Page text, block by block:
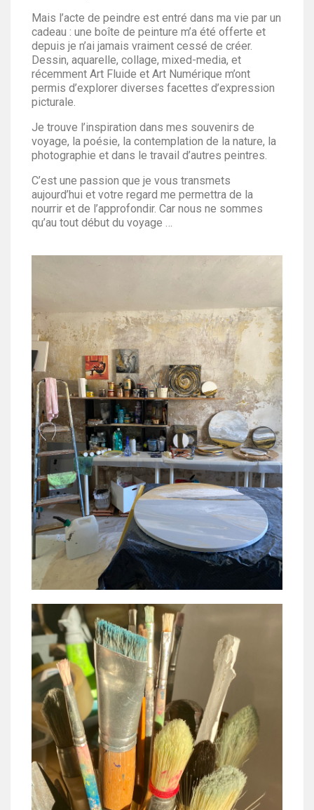
Mais l’acte de peindre est entré dans ma vie par un
cadeau : une boîte de peinture m’a été offerte et
depuis je n’ai jamais vraiment cessé de créer.
Dessin, aquarelle, collage, mixed-media, et
récemment Art Fluide et Art Numérique m’ont
permis d’explorer diverses facettes d’expression
picturale.
Je trouve l’inspiration dans mes souvenirs de
voyage, la poésie, la contemplation de la nature, la
photographie et dans le travail d’autres peintres.
C’est une passion que je vous transmets
aujourd’hui et votre regard me permettra de la
nourrir et de l’approfondir. Car nous ne sommes
qu’au tout début du voyage …